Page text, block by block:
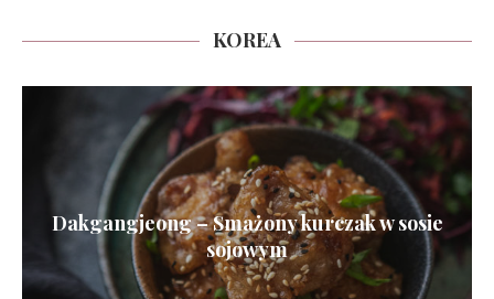
KOREA
Dakgangjeong – Smażony kurczak w sosie
sojowym